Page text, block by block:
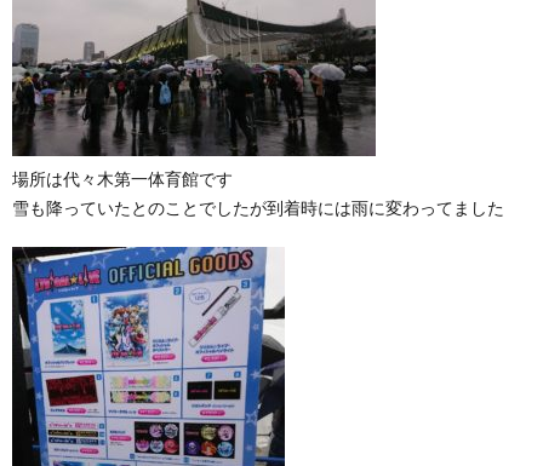
場所は代々木第一体育館です
雪も降っていたとのことでしたが到着時には雨に変わってました